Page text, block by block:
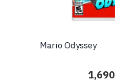
Mario Odyssey
1,690